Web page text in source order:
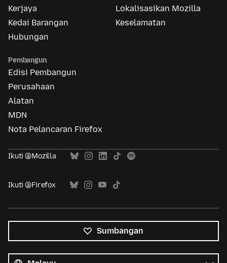
Kerjaya
Kedai Barangan
Hubungan
Lokalisasikan Mozilla
Keselamatan
Pembangun
Edisi Pembangun
Perusahaan
Alatan
MDN
Nota Pelancaran Firefox
Ikuti @Mozilla
Ikuti @Firefox
Sumbangan
bahasa
Bahasa